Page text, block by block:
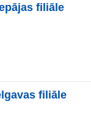
filiāle
filiāle